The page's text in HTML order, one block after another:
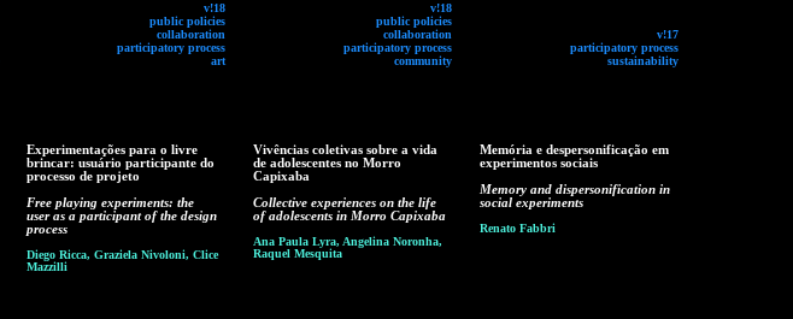
v!18
public policies
collaboration
participatory process
art
v!18
public policies
collaboration
participatory process
community
v!17
participatory process
sustainability
Experimentações para o livre
brincar: usuário participante do
processo de projeto
Free playing experiments: the
user as a participant of the design
process
Diego Ricca, Graziela Nivoloni, Clice
Mazzilli
Vivências coletivas sobre a vida
de adolescentes no Morro
Capixaba
Collective experiences on the life
of adolescents in Morro Capixaba
Ana Paula Lyra, Angelina Noronha,
Raquel Mesquita
Memória e despersonificação em
experimentos sociais
Memory and dispersonification in
social experiments
Renato Fabbri